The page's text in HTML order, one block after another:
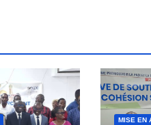
MISE EN